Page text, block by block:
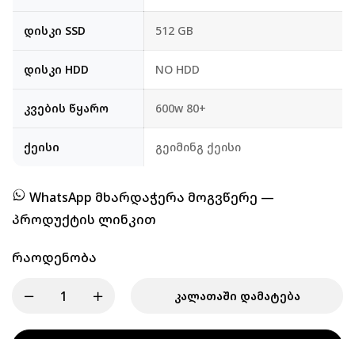
დისკი SSD 512 GB
დისკი HDD NO HDD
კვების წყარო 600w 80+
ქეისი გეიმინგ ქეისი
WhatsApp მხარდაჭერა მოგვწერე —
პროდუქტის ლინკით
Რაოდენობა
ᲙᲐᲚᲐᲗᲐᲨᲘ ᲓᲐᲛᲐᲢᲔᲑᲐ